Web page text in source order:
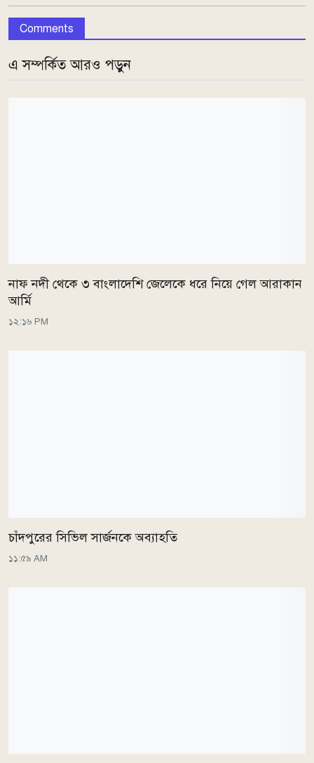
Comments
এ সম্পর্কিত আরও পড়ুন
নাফ নদী থেকে ৩ বাংলাদেশি জেলেকে ধরে নিয়ে গেল আরাকান
আর্মি
১২:১৬ PM
চাঁদপুরের সিভিল সার্জনকে অব্যাহতি
১১:৫৯ AM